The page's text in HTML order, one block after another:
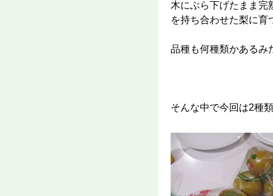
木にぶら下げたまま完
を持ち合わせた梨に育
品種も何種類かあるみ
そんな中で今回は2種